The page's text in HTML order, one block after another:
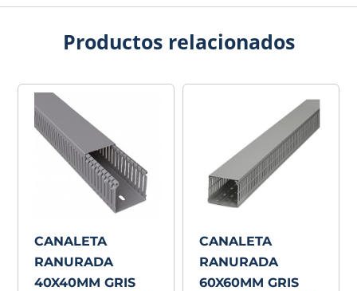
Productos relacionados
CANALETA
RANURADA
40X40MM GRIS
CANALETA
RANURADA
60X60MM GRIS